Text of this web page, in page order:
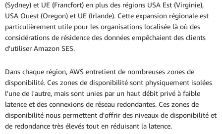
(Sydney) et UE (Francfort) en plus des régions USA Est (Virginie),
USA Ouest (Oregon) et UE (Irlande). Cette expansion régionale est
particulièrement utile pour les organisations localisée là où des
considérations de résidence des données empêchaient des clients
d'utiliser Amazon SES.
Dans chaque région, AWS entretient de nombreuses zones de
disponibilité. Ces zones de disponibilité sont physiquement isolées
l'une de l'autre, mais sont unies par un haut débit privé à faible
latence et des connexions de réseau redondantes. Ces zones de
disponibilité nous permettent d'offrir des niveaux de disponibilité et
de redondance très élevés tout en réduisant la latence.